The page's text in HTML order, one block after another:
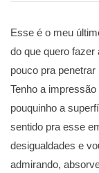
Esse é o meu
do que quero
pouco pra
Tenho a
pouquinho a
sentido pra esse
desigualdades e
admirando,